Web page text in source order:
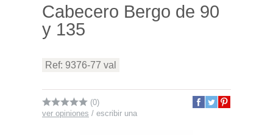
Cabecero Bergo de 90
y 135
Ref: 9376-77 val
(0)
ver opiniones / escribir una